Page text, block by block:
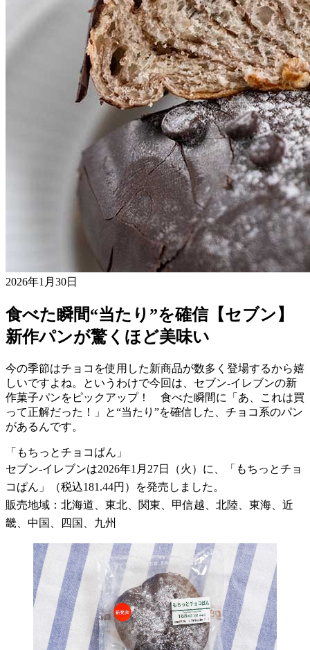
2026年1月30日
食べた瞬間“当たり”を確信【セブン】
新作パンが驚くほど美味い
今の季節はチョコを使用した新商品が数多く登場するから嬉
しいですよね。というわけで今回は、セブン-イレブンの新
作菓子パンをピックアップ！ 食べた瞬間に「あ、これは買
って正解だった！」と“当たり”を確信した、チョコ系のパン
があるんです。
「もちっとチョコぱん」
セブン-イレブンは2026年1月27日（火）に、「もちっとチョ
コぱん」（税込181.44円）を発売しました。
販売地域：北海道、東北、関東、甲信越、北陸、東海、近
畿、中国、四国、九州